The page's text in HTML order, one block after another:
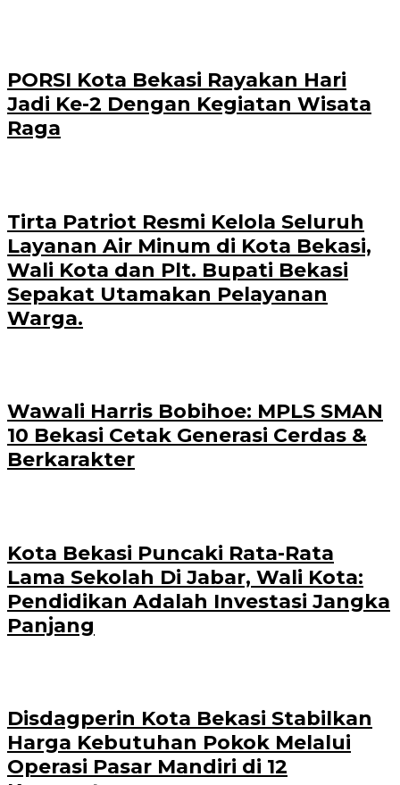
PORSI Kota Bekasi Rayakan Hari
Jadi Ke-2 Dengan Kegiatan Wisata
Raga
Tirta Patriot Resmi Kelola Seluruh
Layanan Air Minum di Kota Bekasi,
Wali Kota dan Plt. Bupati Bekasi
Sepakat Utamakan Pelayanan
Warga.
Wawali Harris Bobihoe: MPLS SMAN
10 Bekasi Cetak Generasi Cerdas &
Berkarakter
Kota Bekasi Puncaki Rata-Rata
Lama Sekolah Di Jabar, Wali Kota:
Pendidikan Adalah Investasi Jangka
Panjang
Disdagperin Kota Bekasi Stabilkan
Harga Kebutuhan Pokok Melalui
Operasi Pasar Mandiri di 12